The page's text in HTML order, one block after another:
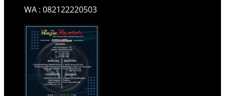
WA : 082122220503